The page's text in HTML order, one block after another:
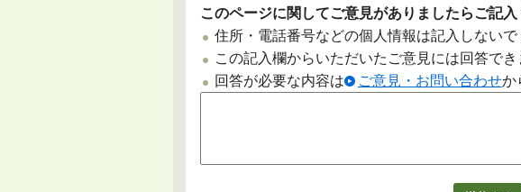
このページに関してご意見がありましたらご記入
住所・電話番号などの個人情報は記入しないで
この記入欄からいただいたご意見には回答でき
回答が必要な内容は
ご意見・お問い合わせか